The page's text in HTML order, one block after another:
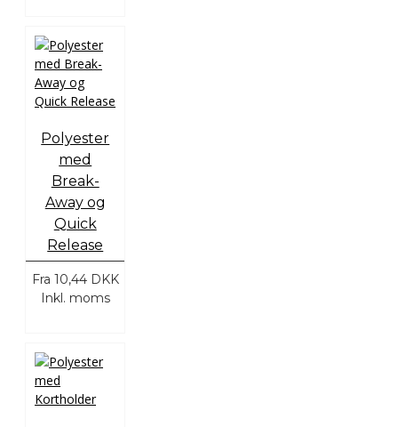
Polyester
med
Break-
Away og
Quick
Release
Fra 10,44 DKK
Inkl. moms